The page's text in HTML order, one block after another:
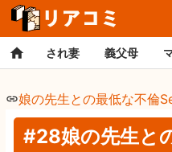
され妻 義父母
娘の先生との最低な不倫
#28娘の先生と